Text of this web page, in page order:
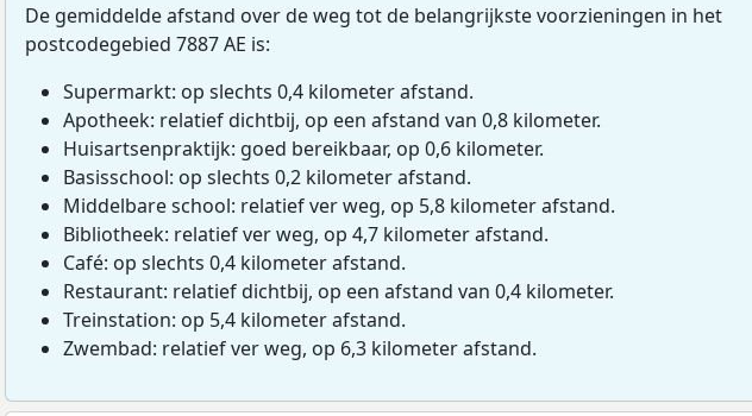
De gemiddelde afstand over de weg tot de belangrijkste voorzieningen in het
postcodegebied 7887 AE is:
Supermarkt: op slechts 0,4 kilometer afstand.
Apotheek: relatief dichtbij, op een afstand van 0,8 kilometer.
Huisartsenpraktijk: goed bereikbaar, op 0,6 kilometer.
Basisschool: op slechts 0,2 kilometer afstand.
Middelbare school: relatief ver weg, op 5,8 kilometer afstand.
Bibliotheek: relatief ver weg, op 4,7 kilometer afstand.
Café: op slechts 0,4 kilometer afstand.
Restaurant: relatief dichtbij, op een afstand van 0,4 kilometer.
Treinstation: op 5,4 kilometer afstand.
Zwembad: relatief ver weg, op 6,3 kilometer afstand.